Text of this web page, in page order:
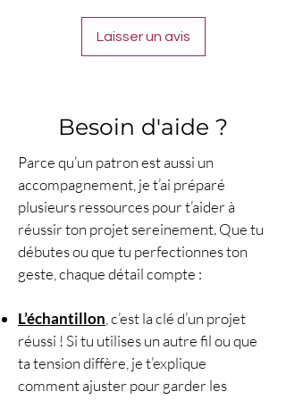
une pièce maîtresse de votre
garde-robe.Rejoignez la
hashtag #lecrochetdeplume !
Laisser un avis
Besoin d'aide ?
Parce qu’un patron est aussi un
accompagnement, je t’ai préparé
plusieurs ressources pour t’aider à
réussir ton projet sereinement. Que tu
débutes ou que tu perfectionnes ton
geste, chaque détail compte :
L’échantillon , c’est la clé d’un projet
réussi ! Si tu utilises un autre fil ou que
ta tension diffère, je t’explique
comment ajuster pour garder les